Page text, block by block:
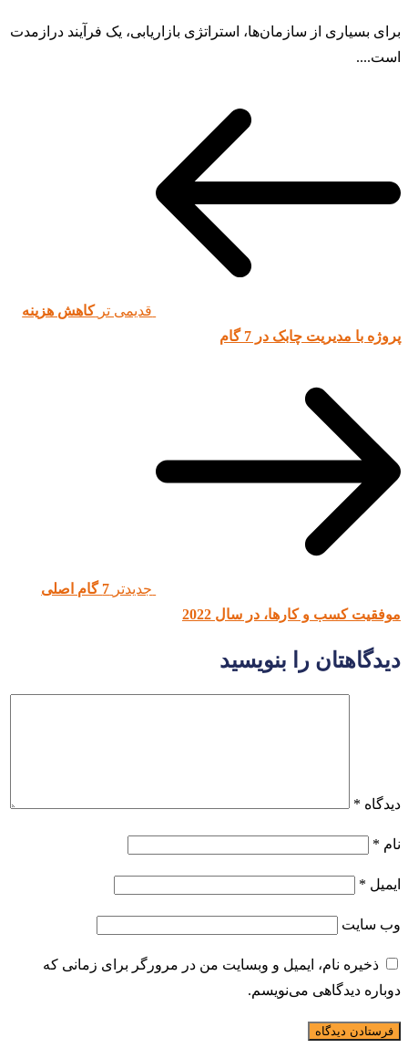
برای بسیاری از سازمان‌ها، استراتژی بازاریابی، یک فرآیند درازمدت
است....
قدیمی تر کاهش هزینه
پروژه با مدیریت چابک در 7 گام
جدیدتر
7 گام اصلی
موفقیت کسب و کارها، در سال 2022
دیدگاهتان را بنویسید
دیدگاه *
نام *
ایمیل *
وب‌ سایت
ذخیره نام، ایمیل و وبسایت من در مرورگر برای زمانی که
دوباره دیدگاهی می‌نویسم.